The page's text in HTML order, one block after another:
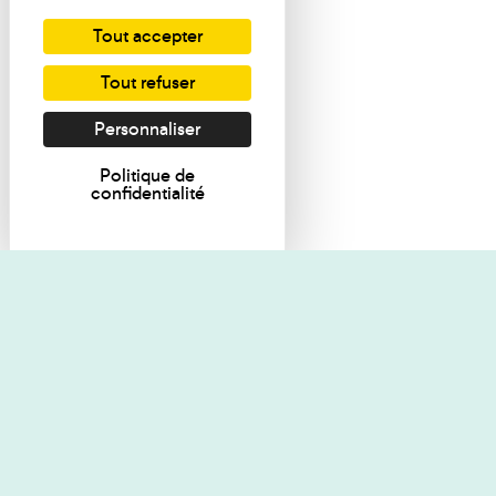
Tout accepter
Tout refuser
Personnaliser
Politique de
confidentialité